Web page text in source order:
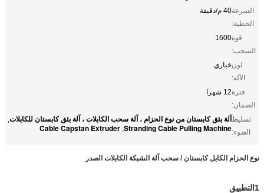
السرعة
الخطية:
40 م/دقيقة
قوة
السحب:
1600
لون
الآلة:
خياري
فترة
الضمان:
12 شهرا
تسليط
الضوء:
آلة بثق كابستان من نوع الحزام ، آلة سحب الكابلات ، آلة بثق كابستان للكابلات,
Stranding Cable Pulling Machine
,
Cable Capstan Extruder
نوع الحزام الكابل كابستان / سحب آلة الشبكة الكابلات الصدر
1التطبيق